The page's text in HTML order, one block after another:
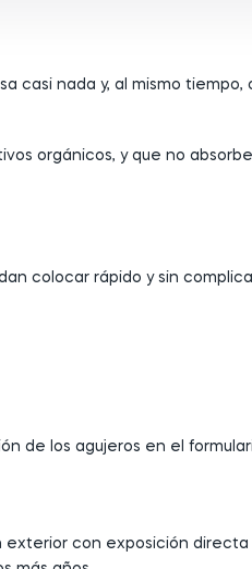
casi nada y, al mismo
orgánicos, y que no
colocar rápido y sin
de los agujeros en el
con exposición directa